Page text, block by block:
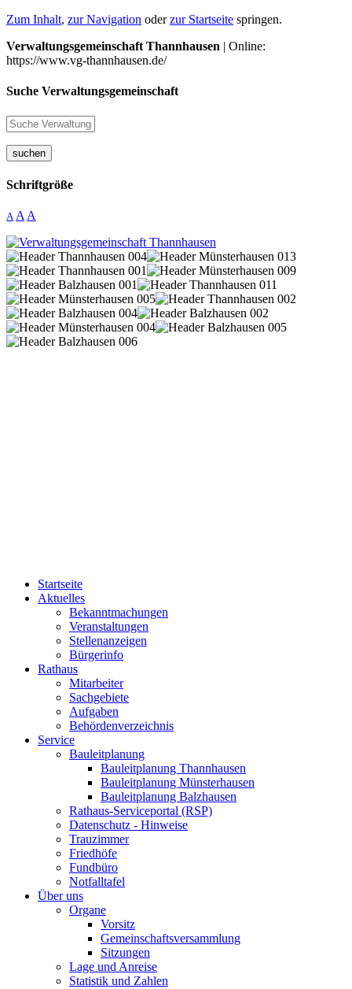
Zum Inhalt, zur Navigation oderzur Startseite springen.
Verwaltungsgemeinschaft Thannhausen | Online:
https://www.vg-thannhausen.de/
Suche Verwaltungsgemeinschaft
suchen
Schriftgröße
A A A
Startseite
Aktuelles
Bekanntmachungen
Veranstaltungen
Stellenanzeigen
Bürgerinfo
Rathaus
Mitarbeiter
Sachgebiete
Aufgaben
Behördenverzeichnis
Service
Bauleitplanung
Bauleitplanung Thannhausen
Bauleitplanung Münsterhausen
Bauleitplanung Balzhausen
Rathaus-Serviceportal (RSP)
Datenschutz - Hinweise
Trauzimmer
Friedhöfe
Fundbüro
Notfalltafel
Über uns
Organe
Vorsitz
Gemeinschaftsversammlung
Sitzungen
Lage und Anreise
Statistik und Zahlen